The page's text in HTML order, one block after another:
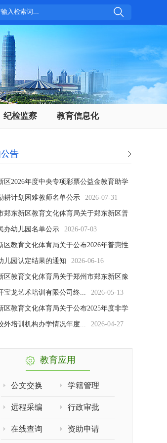
纪检监察 教育信息化
告
区2026年度中央专项彩票公益金教育助学
耕计划困难教师名单公示 2026-07-31
郑东新区教育文化体育局关于郑东新区普
办幼儿园名单公示 2026-07-03
区教育文化体育局关于公布2026年普惠性
儿园认定结果的通知 2026-06-16
区教育文化体育局关于郑州市郑东新区豫
宝龙艺术培训有限公司终... 2026-05-13
区教育文化体育局关于公布2025年度非学
外培训机构办学情况年度... 2026-04-27
教育应用
公文交换 学籍管理
远程采编 行政审批
在线查询 资助申请